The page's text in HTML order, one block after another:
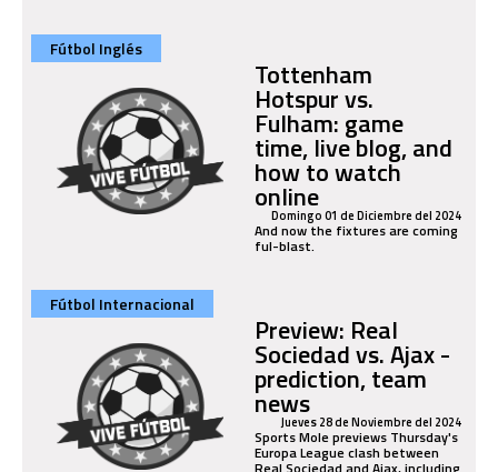
Fútbol Inglés
Tottenham
Hotspur vs.
Fulham: game
time, live blog, and
how to watch
online
Domingo 01 de Diciembre del 2024
And now the fixtures are coming
ful-blast.
Fútbol Internacional
Preview: Real
Sociedad vs. Ajax -
prediction, team
newsJueves 28 de Noviembre del 2024
Sports Mole previews Thursday's
Europa League clash between
Real Sociedad and Ajax, including